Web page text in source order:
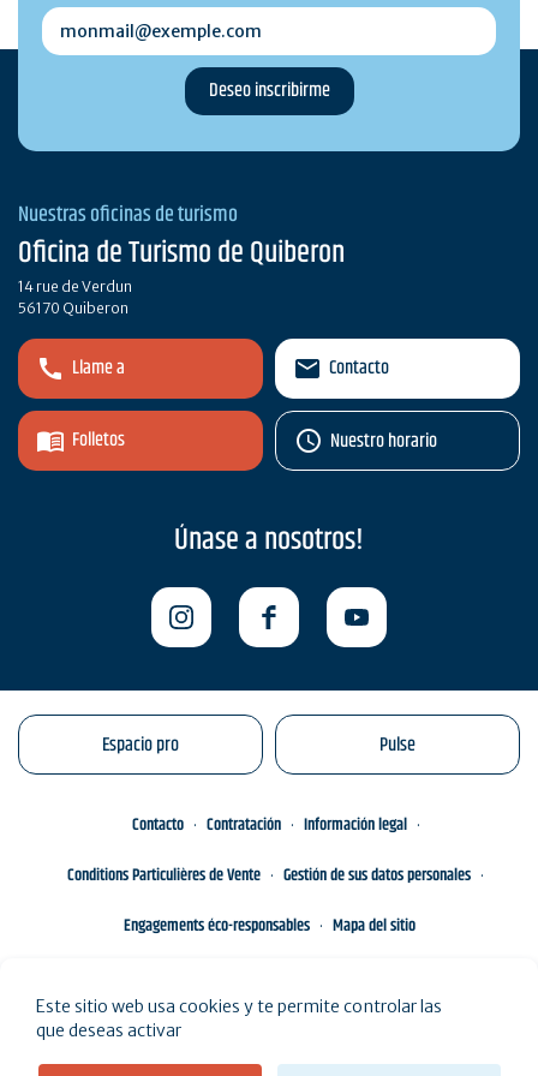
monmail@exemple.com
Nuestras oficinas de turismo
Oficina de Turismo de Quiberon
14 rue de Verdun
56170 Quiberon
Llame a
Folletos
Contacto
Nuestro horario
Únase a nosotros!
Espacio pro Pulse
Contacto Contratación
Información legal
Conditions Particulières de Vente
Gestión de sus datos personales
Engagements éco-responsables
Mapa del sitio
Este sitio web usa cookies y te permite controlar las
que deseas activar